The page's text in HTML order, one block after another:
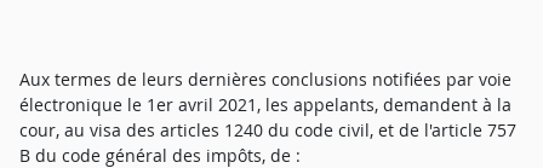
Aux termes de leurs dernières conclusions notifiées par voie
électronique le 1er avril 2021, les appelants, demandent à la
cour, au visa des articles 1240 du code civil, et de l'article 757
B du code général des impôts, de :